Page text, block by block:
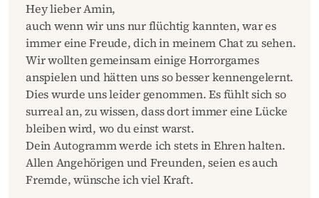
Hey lieber Amin,
auch wenn wir uns nur flüchtig kannten, war es
immer eine Freude, dich in meinem Chat zu sehen.
Wir wollten gemeinsam einige Horrorgames
anspielen und hätten uns so besser kennengelernt.
Dies wurde uns leider genommen. Es fühlt sich so
surreal an, zu wissen, dass dort immer eine Lücke
bleiben wird, wo du einst warst.
Dein Autogramm werde ich stets in Ehren halten.
Allen Angehörigen und Freunden, seien es auch
Fremde, wünsche ich viel Kraft.